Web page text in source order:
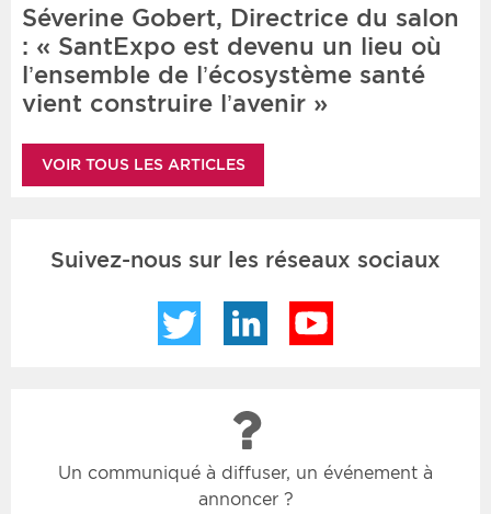
Séverine Gobert, Directrice du salon
: « SantExpo est devenu un lieu où
l’ensemble de l’écosystème santé
vient construire l’avenir »
VOIR TOUS LES ARTICLES
Suivez-nous sur les réseaux sociaux
Twitter LinkedIn
Un communiqué à diffuser, un événement à
annoncer ?